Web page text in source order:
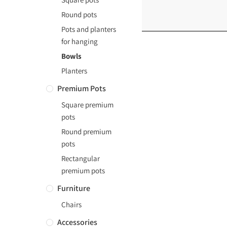
Round pots
Pots and planters
for hanging
Bowls
Planters
Premium Pots
Square premium
pots
Round premium
pots
Rectangular
premium pots
Furniture
Chairs
Accessories